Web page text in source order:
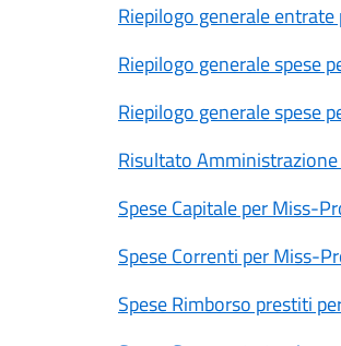
Riepilogo generale
Riepilogo generale spese
Riepilogo generale spese
Risultato
Spese Capitale per Miss-
Spese Correnti per Miss-
Spese Rimborso prestiti